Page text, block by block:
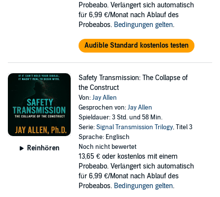
Probeabo. Verlängert sich automatisch
für 6,99 €/Monat nach Ablauf des
Probeabos. Bedingungen gelten.
Audible Standard kostenlos testen
Reinhören
Safety Transmission: The Collapse of
the Construct
Von:Jay Allen
Gesprochen von:Jay Allen
Spieldauer: 3 Std. und 58 Min.
Serie:Signal Transmission Trilogy, Titel 3
Sprache: Englisch
Noch nicht bewertet
13,65 € oder kostenlos mit einem
Probeabo. Verlängert sich automatisch
für 6,99 €/Monat nach Ablauf des
Probeabos. Bedingungen gelten.